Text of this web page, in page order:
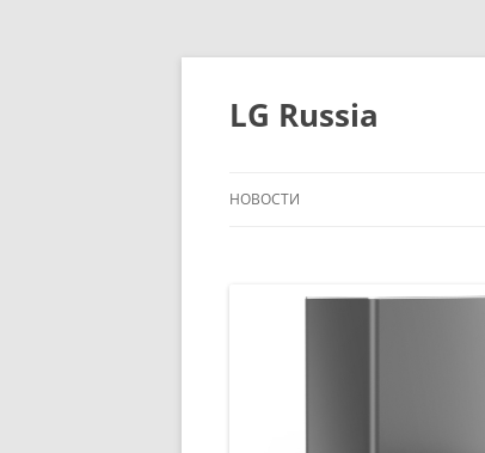
Перейти
содержимому
LG Russia
НОВОСТИ